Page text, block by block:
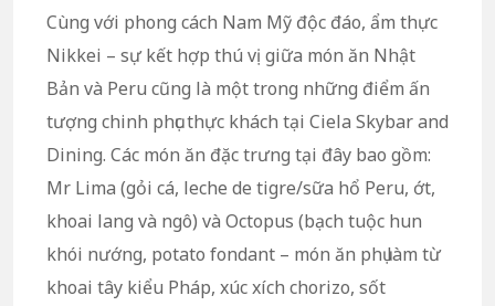
Cùng với phong cách Nam Mỹ độc đáo, ẩm thực
Nikkei – sự kết hợp thú vị giữa món ăn Nhật
Bản và Peru cũng là một trong những điểm ấn
tượng chinh phục thực khách tại Ciela Skybar and
Dining. Các món ăn đặc trưng tại đây bao gồm:
Mr Lima (gỏi cá, leche de tigre/sữa hổ Peru, ớt,
khoai lang và ngô) và Octopus (bạch tuộc hun
khói nướng, potato fondant – món ăn phụ làm từ
khoai tây kiểu Pháp, xúc xích chorizo, sốt